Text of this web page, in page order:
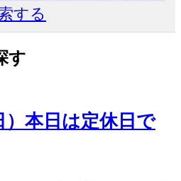
する
す
）本日は定休日で